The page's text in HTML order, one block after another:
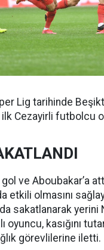
Lig tarihinde
ilk Cezayirli futbolcu
gol ve Aboubakar’a
etkili olmasını
sakatlanarak yerini
oyuncu, kasığını
görevlilerine iletti.